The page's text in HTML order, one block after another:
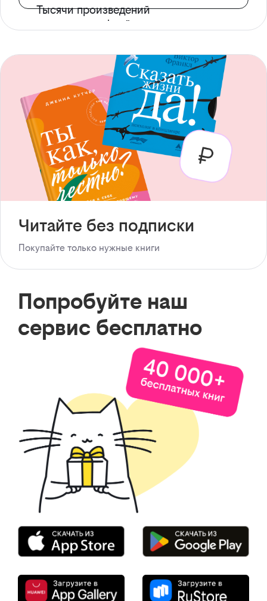
Тысячи произведений
с доступом офлайн
Читайте без подписки
Покупайте только нужные книги
Попробуйте наш
сервис бесплатно